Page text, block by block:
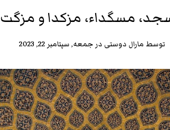
مسگداء، مزکدا و مزگت
توسط مارال دوستی درجمعه, سپتامبر 22, 2023